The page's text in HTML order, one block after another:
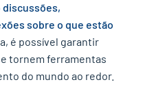
discussões,
sobre o que estão
é possível garantir
tornem ferramentas
do mundo ao redor.